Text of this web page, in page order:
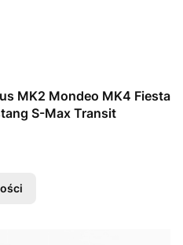
Fiesta
S-Max Transit